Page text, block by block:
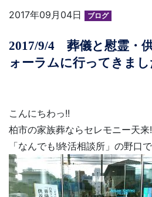
2017年09月04日 ブログ
2017/9/4 葬儀と慰霊・
ォーラムに行ってきま
こんにちわっ!!
柏市の家族葬ならセレモニー天来
「なんでも!終活相談所」の野口